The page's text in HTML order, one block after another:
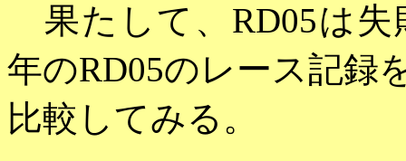
果たして、RD05は失
年のRD05のレース記録
比較してみる。